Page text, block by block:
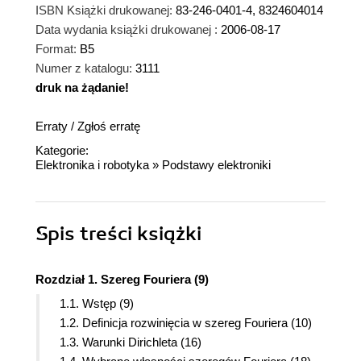
ISBN Książki drukowanej: 83-246-0401-4, 8324604014
Data wydania książki drukowanej : 2006-08-17
Format: B5
Numer z katalogu: 3111
druk na żądanie!
Erraty / Zgłoś erratę
Kategorie:
Elektronika i robotyka » Podstawy elektroniki
Spis treści książki
Rozdział 1. Szereg Fouriera (9)
1.1. Wstęp (9)
1.2. Definicja rozwinięcia w szereg Fouriera (10)
1.3. Warunki Dirichleta (16)